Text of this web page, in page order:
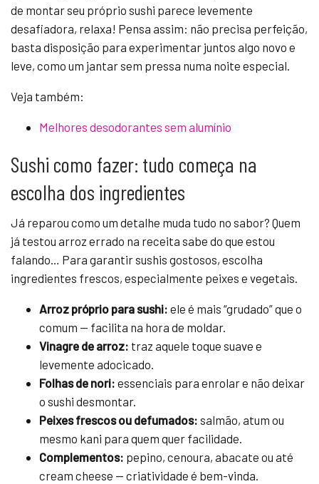
de montar seu próprio sushi parece levemente
desafiadora, relaxa! Pensa assim: não precisa perfeição,
basta disposição para experimentar juntos algo novo e
leve, como um jantar sem pressa numa noite especial.
Veja também:
Melhores desodorantes sem alumínio
Sushi como fazer: tudo começa na
escolha dos ingredientes
Já reparou como um detalhe muda tudo no sabor? Quem
já testou arroz errado na receita sabe do que estou
falando… Para garantir sushis gostosos, escolha
ingredientes frescos, especialmente peixes e vegetais.
Arroz próprio para sushi: ele é mais “grudado” que o
comum — facilita na hora de moldar.
Vinagre de arroz: traz aquele toque suave e
levemente adocicado.
Folhas de nori: essenciais para enrolar e não deixar
o sushi desmontar.
Peixes frescos ou defumados: salmão, atum ou
mesmo kani para quem quer facilidade.
Complementos: pepino, cenoura, abacate ou até
cream cheese — criatividade é bem-vinda.